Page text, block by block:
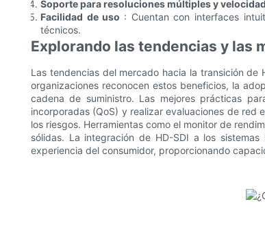
Soporte para resoluciones múltiples y
Facilidad de uso : Cuentan con interfaces
técnicos.
Explorando las tendencias y las
Las tendencias del mercado hacia la transición
organizaciones reconocen estos beneficios, la
cadena de suministro. Las mejores prácticas
incorporadas (QoS) y realizar evaluaciones de
los riesgos. Herramientas como el monitor de
sólidas. La integración de HD-SDI a los
experiencia del consumidor, proporcionando